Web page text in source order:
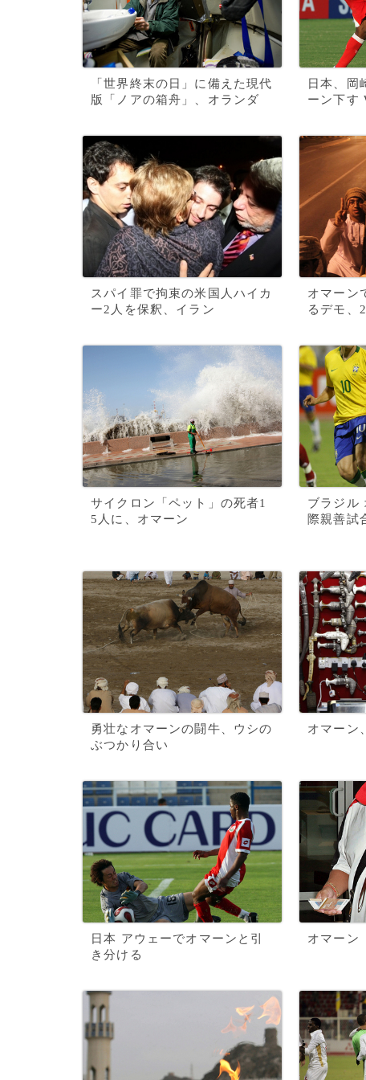
「世界終末の日」に備えた現代
版「ノアの箱舟」、オランダ
日本、岡
ーン下す
スパイ罪で拘束の米国人ハイカ
ー2人を保釈、イラン
オマーン
るデモ、
サイクロン「ペット」の死者1
5人に、オマーン
ブラジル
際親善試
勇壮なオマーンの闘牛、ウシの
ぶつかり合い
オマーン
日本 アウェーでオマーンと引
き分ける
オマーン